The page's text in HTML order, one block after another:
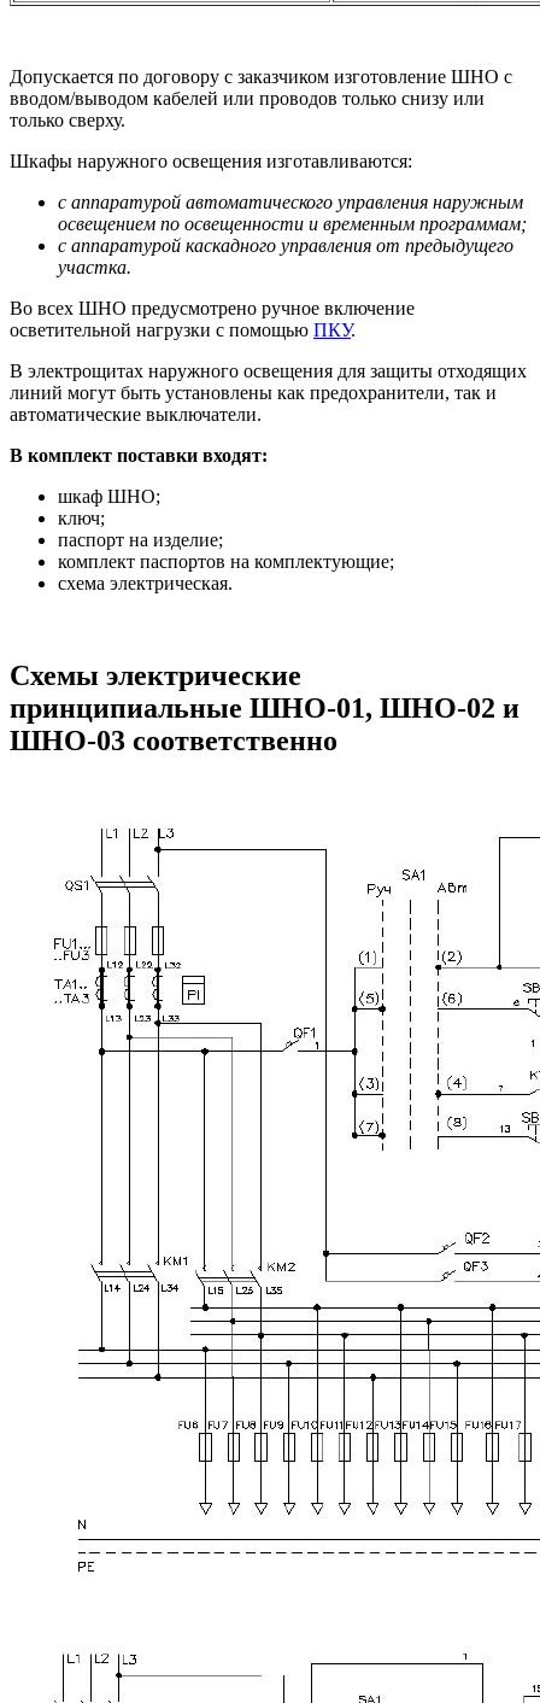
Допускается по договору с заказчиком изготовление ШНО с
вводом/выводом кабелей или проводов только снизу или
только сверху.
Шкафы наружного освещения изготавливаются:
с аппаратурой автоматического управления наружным
освещением по освещенности и временным программам;
с аппаратурой каскадного управления от предыдущего
участка.
Во всех ШНО предусмотрено ручное включение
осветительной нагрузки с помощью ПКУ.
В электрощитах наружного освещения для защиты отходящих
линий могут быть установлены как предохранители, так и
автоматические выключатели.
В комплект поставки входят:
шкаф ШНО;
ключ;
паспорт на изделие;
комплект паспортов на комплектующие;
схема электрическая.
Схемы электрические
принципиальные ШНО-01, ШНО-02 и
ШНО-03 соответственно